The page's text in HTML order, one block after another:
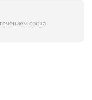
срока